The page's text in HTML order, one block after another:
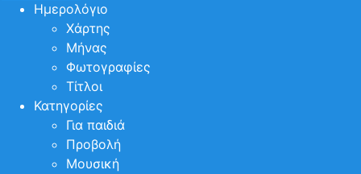
Ημερολόγιο
Χάρτης
Μήνας
Φωτογραφίες
Τίτλοι
Κατηγορίες
Για παιδιά
Προβολή
Μουσική